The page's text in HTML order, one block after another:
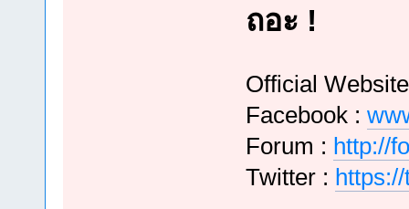
ถอะ !
Official
Facebook :
Forum : http://
Twitter :